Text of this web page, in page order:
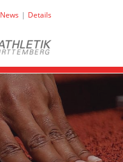
News Details